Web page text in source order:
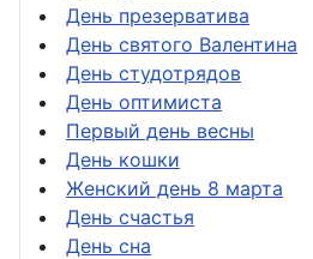
День презерватива
День святого Валентина
День студотрядов
День оптимиста
Первый день весны
День кошки
Женский день 8 марта
День счастья
День сна